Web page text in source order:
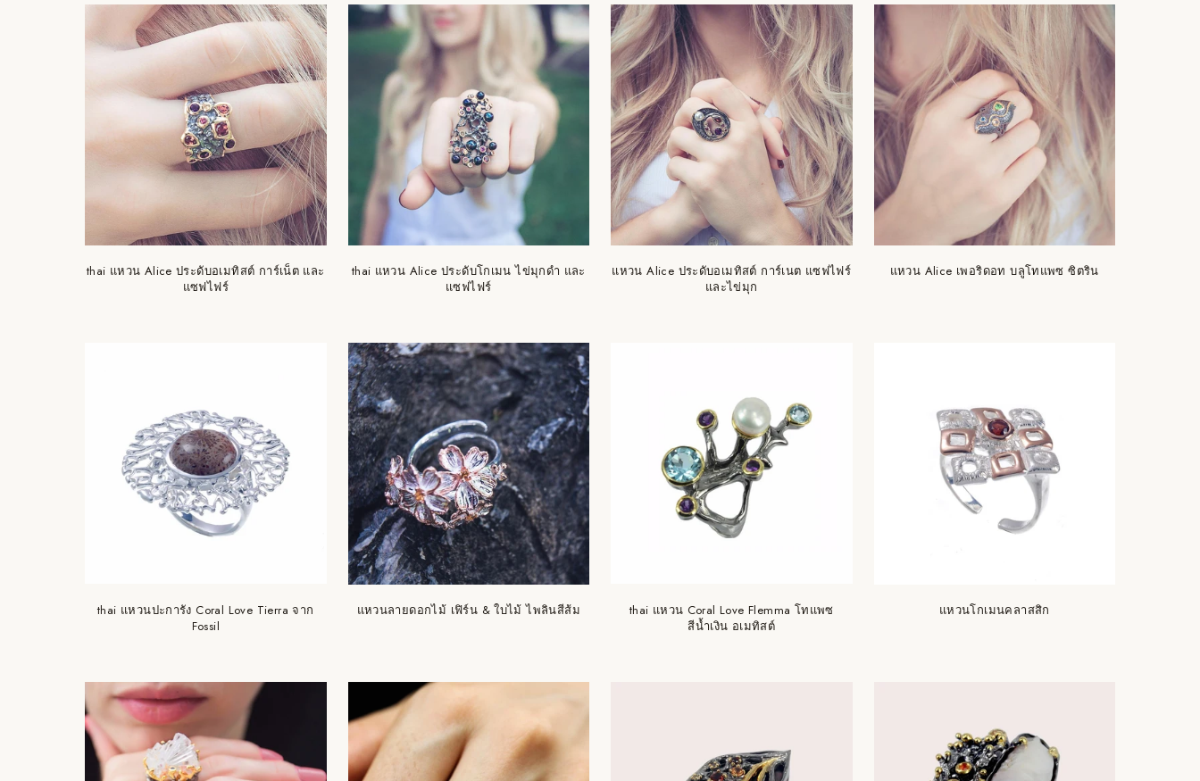
thai แหวน Alice ประดับอเมทิสต์ การ์เน็ต และ
แซฟไฟร์
thai แหวน Alice ประดับโกเมน ไข่มุกดำ และ
แซฟไฟร์
แหวน Alice ประดับอเมทิสต์ การ์เนต แซฟไฟร์
และไข่มุก
แหวน Alice เพอริดอท บลูโทแพซ ซิตริน
thai แหวนปะการัง Coral Love Tierra จาก
Fossil
แหวนลายดอกไม้ เฟิร์น & ใบไม้ ไพลินสีส้ม
thai แหวน Coral Love Flemma โทแพซ
สีน้ำเงิน อเมทิสต์
แหวนโกเมนคลาสสิก
คุณอายุ 18 ปีขึ้นไปหรือไม่?
ไม่ ฉันไม่ใช่ ใช่ ฉันเป็น